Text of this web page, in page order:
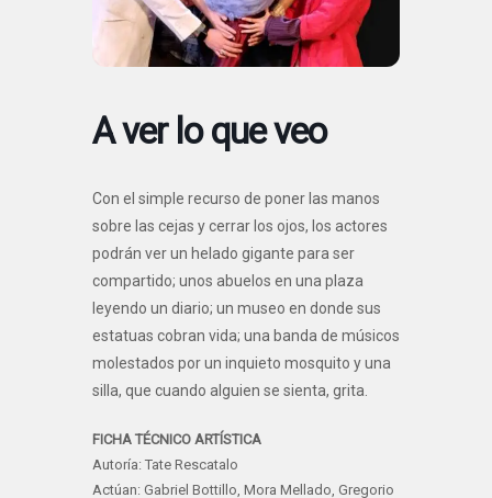
A ver lo que veo
Con el simple recurso de poner las manos
sobre las cejas y cerrar los ojos, los actores
podrán ver un helado gigante para ser
compartido; unos abuelos en una plaza
leyendo un diario; un museo en donde sus
estatuas cobran vida; una banda de músicos
molestados por un inquieto mosquito y una
silla, que cuando alguien se sienta, grita.
FICHA TÉCNICO ARTÍSTICA
Autoría: Tate Rescatalo
Actúan: Gabriel Bottillo, Mora Mellado, Gregorio